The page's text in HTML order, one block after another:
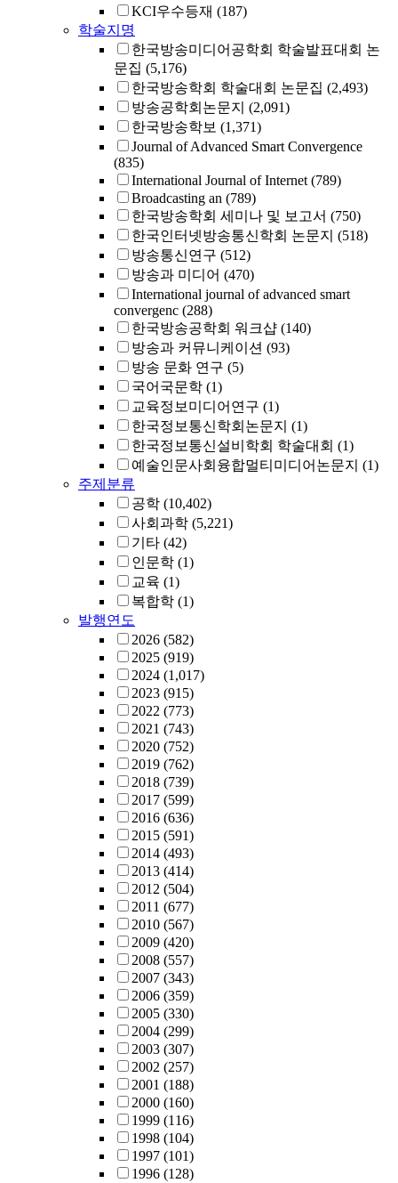
KCI우수등재 (187)
학술지명
한국방송미디어공학회 학술발표대회 논
문집 (5,176)
한국방송학회 학술대회 논문집 (2,493)
방송공학회논문지 (2,091)
한국방송학보 (1,371)
Journal of Advanced Smart Convergence
(835)
International Journal of Internet (789)
Broadcasting an (789)
한국방송학회 세미나 및 보고서 (750)
한국인터넷방송통신학회 논문지 (518)
방송통신연구 (512)
방송과 미디어 (470)
International journal of advanced smart
convergenc (288)
한국방송공학회 워크샵 (140)
방송과 커뮤니케이션 (93)
방송 문화 연구 (5)
국어국문학 (1)
교육정보미디어연구 (1)
한국정보통신학회논문지 (1)
한국정보통신설비학회 학술대회 (1)
예술인문사회융합멀티미디어논문지 (1)
주제분류
공학 (10,402)
사회과학 (5,221)
기타 (42)
인문학 (1)
교육 (1)
복합학 (1)
발행연도
2026 (582)
2025 (919)
2024 (1,017)
2023 (915)
2022 (773)
2021 (743)
2020 (752)
2019 (762)
2018 (739)
2017 (599)
2016 (636)
2015 (591)
2014 (493)
2013 (414)
2012 (504)
2011 (677)
2010 (567)
2009 (420)
2008 (557)
2007 (343)
2006 (359)
2005 (330)
2004 (299)
2003 (307)
2002 (257)
2001 (188)
2000 (160)
1999 (116)
1998 (104)
1997 (101)
1996 (128)